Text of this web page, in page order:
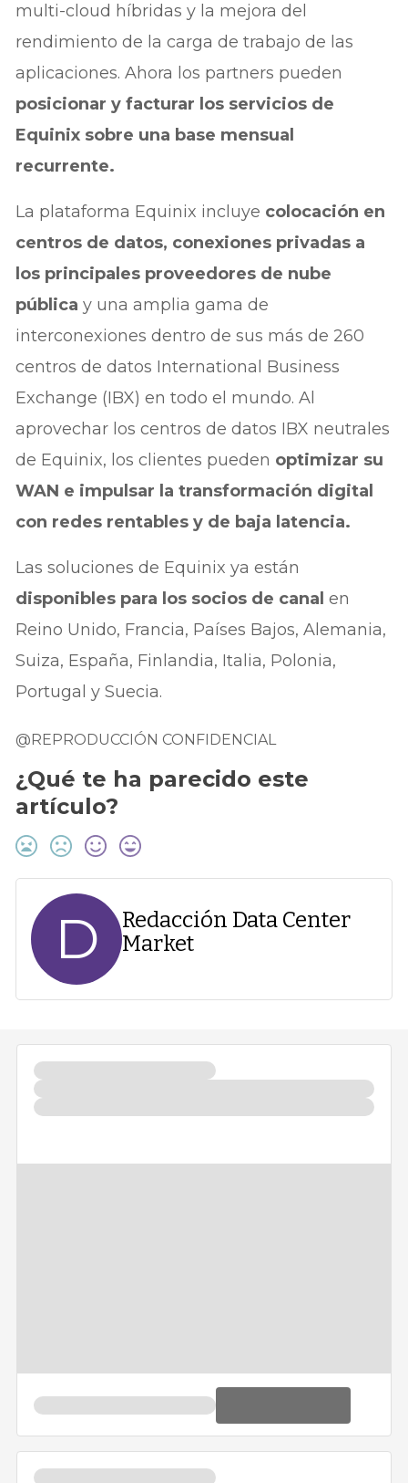
multi-cloud híbridas y la mejora del
rendimiento de la carga de trabajo de las
aplicaciones. Ahora los partners pueden
posicionar y facturar los servicios de
Equinix sobre una base mensual
recurrente.
La plataforma Equinix incluye colocación en
centros de datos, conexiones privadas a
los principales proveedores de nube
pública y una amplia gama de
interconexiones dentro de sus más de 260
centros de datos International Business
Exchange (IBX) en todo el mundo. Al
aprovechar los centros de datos IBX neutrales
de Equinix, los clientes pueden optimizar su
WAN e impulsar la transformación digital
con redes rentables y de baja latencia.
Las soluciones de Equinix ya están
disponibles para los socios de canal en
Reino Unido, Francia, Países Bajos, Alemania,
Suiza, España, Finlandia, Italia, Polonia,
Portugal y Suecia.
@REPRODUCCIÓN CONFIDENCIAL
¿Qué te ha parecido este
artículo?
D
Redacción Data Center
Market